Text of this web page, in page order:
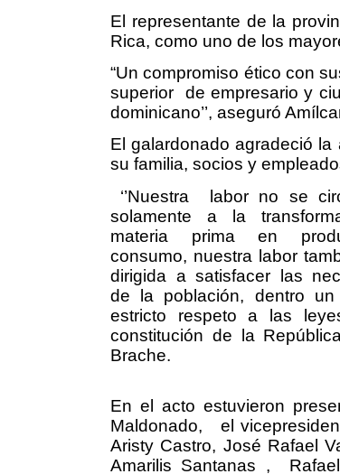
El representante de la
Rica, como uno de los
“Un compromiso ético con
superior de empresario y
dominicano’’, aseguró
El galardonado agradeció
su familia, socios y
‘’Nuestra labor no se
solamente a la
materia prima en
consumo, nuestra labor
dirigida a satisfacer las
de la población, dentro
estricto respeto a las
constitución de la República
Brache.
En el acto estuvieron
Maldonado,el
Aristy Castro, José Rafael
Amarilis Santanas ,